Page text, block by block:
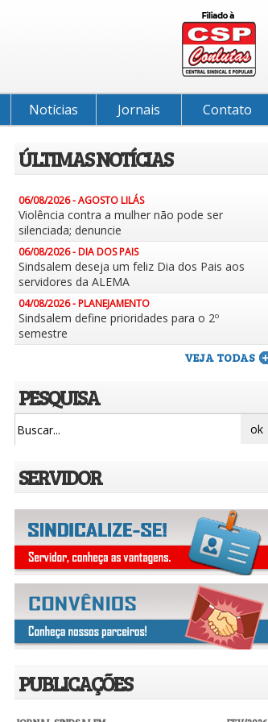
Notícias Jornais Contato
ÚLTIMAS NOTÍCIAS
06/08/2026 - AGOSTO LILÁS
Violência contra a mulher não pode ser
silenciada; denuncie
06/08/2026 - DIA DOS PAIS
Sindsalem deseja um feliz Dia dos Pais aos
servidores da ALEMA
04/08/2026 - PLANEJAMENTO
Sindsalem define prioridades para o 2º
semestre
VEJA TODAS
PESQUISA
SERVIDOR
PUBLICAÇÕES